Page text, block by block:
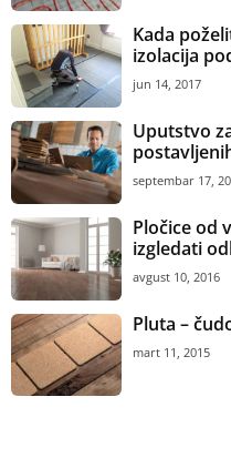
Kada
izolacija
jun 14, 2017
Uputstvo
septembar 17,
Pločice od
izgledati
avgust 10, 2016
Pluta –
mart 11, 2015